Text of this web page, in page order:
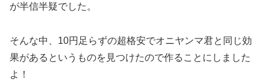
が半信半疑でした。
そんな中、10円足らずの超格安でオニヤンマ君と同じ効
果があるというものを見つけたので作ることにしました
よ！